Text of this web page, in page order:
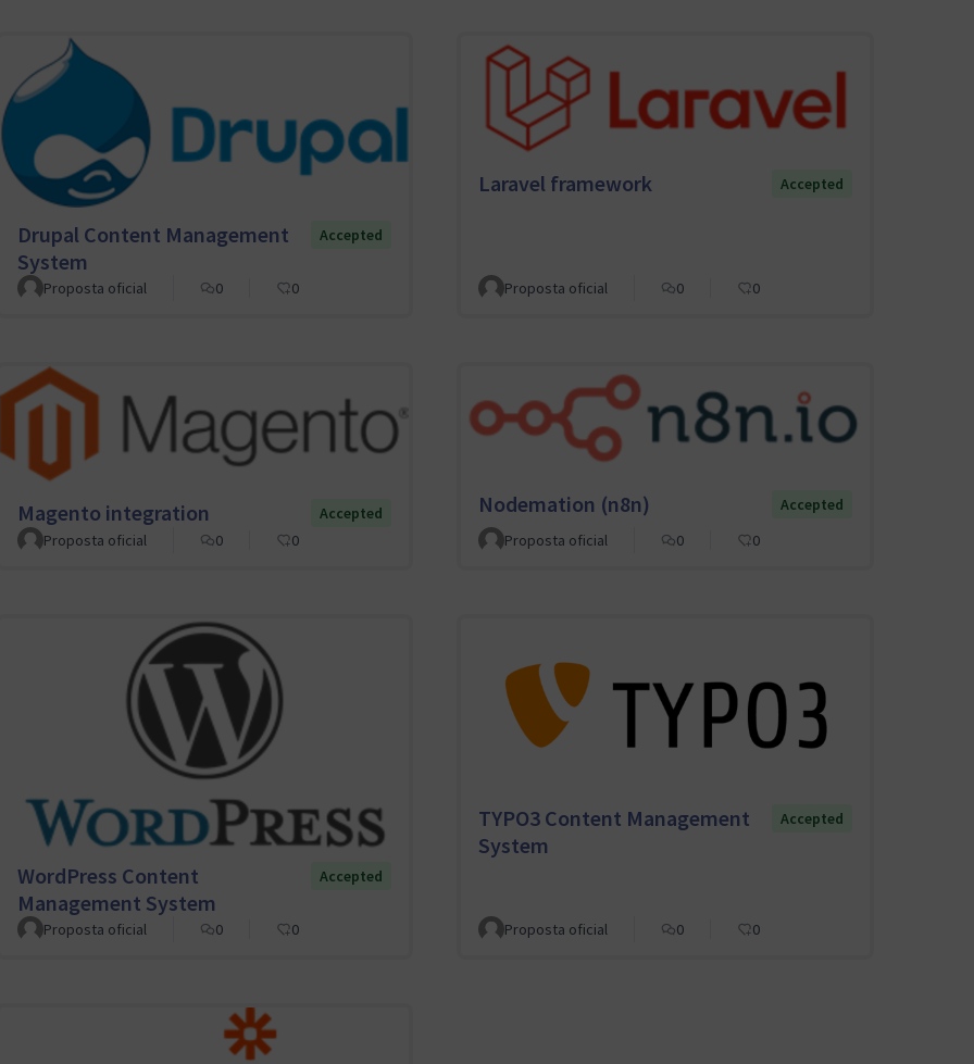
Drupal Content Management
System
Accepted
Proposta oficial 0 0
Laravel framework Accepted
Proposta oficial 0 0
Magento integration
Accepted
Proposta oficial
0 0
Nodemation (n8n)
Accepted
Proposta oficial
0 0
WordPress Content
Management System
Accepted
Proposta oficial 0 0
TYPO3 Content Management
System
Accepted
Proposta oficial 0 0